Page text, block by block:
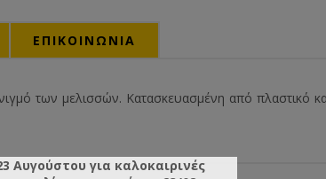
ΕΠΙΚΟΙΝΩΝΙΑ
των μελισσών. Κατασκευασμένη από πλαστικό
Αυγούστου για καλοκαιρινές